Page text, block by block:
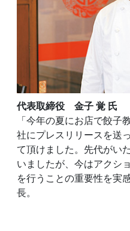
代表取締役 金子 覚 氏
「今年の夏にお店で餃子
社にプレスリリースを送
て頂けました。先代がい
いましたが、今はアクシ
を行うことの重要性を実
長。